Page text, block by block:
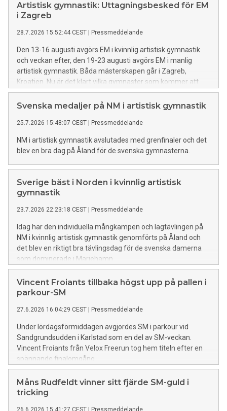
Artistisk gymnastik: Uttagningsbesked för EM
i Zagreb
28.7.2026 15:52:44 CEST Pressmeddelande
Den 13-16 augusti avgörs EM i kvinnlig artistisk gymnastik
och veckan efter, den 19-23 augusti avgörs EM i manlig
artistisk gymnastik. Båda mästerskapen går i Zagreb,
Kroatien. Nu är det klart vilka gymnaster som kommer att
representera Sverige och i listan finns flera rutinerade
gymnaster.
Svenska medaljer på NM i artistisk gymnastik
25.7.2026 15:48:07 CEST Pressmeddelande
NM i artistisk gymnastik avslutades med grenfinaler och det
blev en bra dag på Åland för de svenska gymnasterna.
Sverige bäst i Norden i kvinnlig artistisk
gymnastik
23.7.2026 22:23:18 CEST Pressmeddelande
Idag har den individuella mångkampen och lagtävlingen på
NM i kvinnlig artistisk gymnastik genomförts på Åland och
det blev en riktigt bra tävlingsdag för de svenska damerna
som dominerade i Mariehamn.
Vincent Froiants tillbaka högst upp på pallen i
parkour-SM
27.6.2026 16:04:29 CEST Pressmeddelande
Under lördagsförmiddagen avgjordes SM i parkour vid
Sandgrundsudden i Karlstad som en del av SM-veckan.
Vincent Froiants från Velox Freerun tog hem titeln efter en
spännande finalomgång.
Måns Rudfeldt vinner sitt fjärde SM-guld i
tricking
26.6.2026 15:41:27 CEST Pressmeddelande